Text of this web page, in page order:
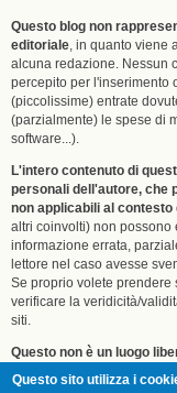
Questo blog non
editoriale , in quanto
alcuna redazione. Nessun
percepito per l'inserimento
(piccolissime) entrate
(parzialmente) le spese di
software...).
L'intero contenuto di
personali dell'autore, che
non applicabili al contesto
altri coinvolti) non
informazione errata,
lettore nel caso avesse
Se proprio volete prendere
verificare la veridicità/
siti.
Questo non è un luogo
può censurare del tutto o
Questo sito utilizza i